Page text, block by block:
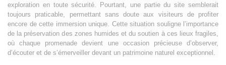
exploration en toute sécurité. Pourtant, une partie du site semblerait
toujours praticable, permettant sans doute aux visiteurs de profiter
encore de cette immersion unique. Cette situation souligne l’importance
de la préservation des zones humides et du soutien à ces lieux fragiles,
où chaque promenade devient une occasion précieuse d’observer,
d’écouter et de s’émerveiller devant un patrimoine naturel exceptionnel.